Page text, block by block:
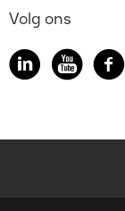
Volg ons